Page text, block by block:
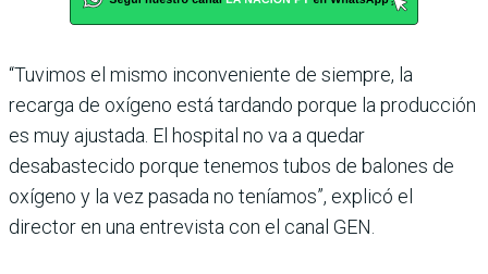
“Tuvimos el mismo inconveniente de siempre, la
recarga de oxígeno está tardando porque la producción
es muy ajustada. El hospital no va a quedar
desabastecido porque tenemos tubos de balones de
oxígeno y la vez pasada no teníamos”, explicó el
director en una entrevista con el canal GEN.